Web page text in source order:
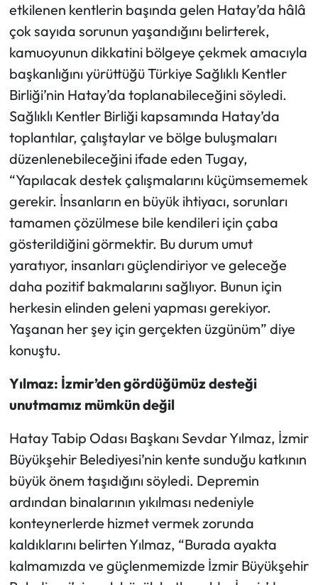
etkilenen kentlerin başında gelen Hatay’da hâlâ
çok sayıda sorunun yaşandığını belirterek,
kamuoyunun dikkatini bölgeye çekmek amacıyla
başkanlığını yürüttüğü Türkiye Sağlıklı Kentler
Birliği’nin Hatay’da toplanabileceğini söyledi.
Sağlıklı Kentler Birliği kapsamında Hatay’da
toplantılar, çalıştaylar ve bölge buluşmaları
düzenlenebileceğini ifade eden Tugay,
“Yapılacak destek çalışmalarını küçümsememek
gerekir. İnsanların en büyük ihtiyacı, sorunları
tamamen çözülmese bile kendileri için çaba
gösterildiğini görmektir. Bu durum umut
yaratıyor, insanları güçlendiriyor ve geleceğe
daha pozitif bakmalarını sağlıyor. Bunun için
herkesin elinden geleni yapması gerekiyor.
Yaşanan her şey için gerçekten üzgünüm” diye
konuştu.
Yılmaz: İzmir’den gördüğümüz desteği
unutmamız mümkün değil
Hatay Tabip Odası Başkanı Sevdar Yılmaz, İzmir
Büyükşehir Belediyesi’nin kente sunduğu katkının
büyük önem taşıdığını söyledi. Depremin
ardından binalarının yıkılması nedeniyle
konteynerlerde hizmet vermek zorunda
kaldıklarını belirten Yılmaz, “Burada ayakta
kalmamızda ve güçlenmemizde İzmir Büyükşehir